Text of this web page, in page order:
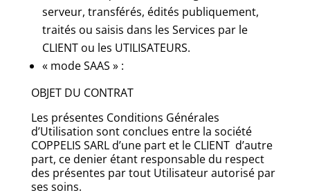
serveur, transférés, édités publiquement,
traités ou saisis dans les Services par le
CLIENT ou les UTILISATEURS.
« mode SAAS » :
OBJET DU CONTRAT
Les présentes Conditions Générales
d’Utilisation sont conclues entre la société
COPPELIS SARL d’une part et le CLIENT d’autre
part, ce denier étant responsable du respect
des présentes par tout Utilisateur autorisé par
ses soins.